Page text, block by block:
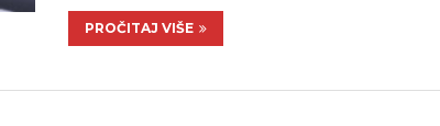
PROČITAJ VIŠE